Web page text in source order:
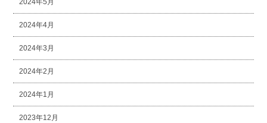
2024年5月
2024年4月
2024年3月
2024年2月
2024年1月
2023年12月